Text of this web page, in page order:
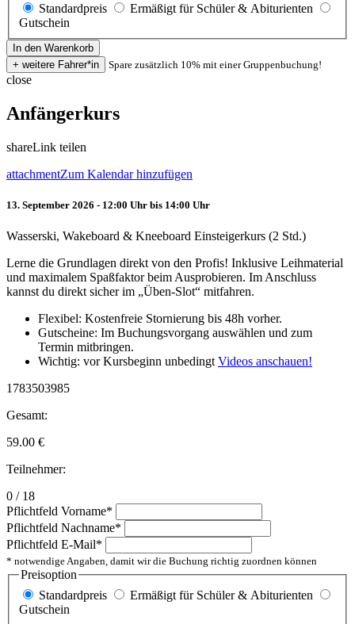
Standardpreis
Ermäßigt für Schüler & Abiturienten
Gutschein
Spare zusätzlich 10% mit einer Gruppenbuchung!
close
Anfängerkurs
shareLink teilen
attachmentZum Kalendar hinzufügen
13. September 2026 - 12:00 Uhr bis 14:00 Uhr
Wasserski, Wakeboard & Kneeboard Einsteigerkurs (2 Std.)
Lerne die Grundlagen direkt von den Profis! Inklusive Leihmaterial
und maximalem Spaßfaktor beim Ausprobieren. Im Anschluss
kannst du direkt sicher im „Üben-Slot“ mitfahren.
Flexibel: Kostenfreie Stornierung bis 48h vorher.
Gutscheine: Im Buchungsvorgang auswählen und zum
Termin mitbringen.
Wichtig: vor Kursbeginn unbedingt Videos anschauen!
1783503985
Gesamt:
59.00 €
Teilnehmer:
0 / 18
Pflichtfeld Vorname*
Pflichtfeld Nachname*
Pflichtfeld E-Mail*
* notwendige Angaben, damit wir die Buchung richtig zuordnen können
Preisoption
Standardpreis
Ermäßigt für Schüler & Abiturienten
Gutschein